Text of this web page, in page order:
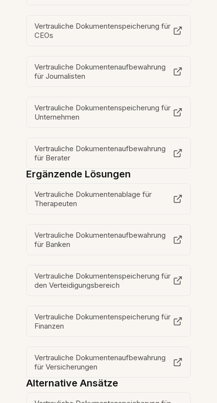
Vertrauliche Dokumentenspeicherung für
CEOs
Vertrauliche Dokumentenaufbewahrung
für Journalisten
Vertrauliche Dokumentenspeicherung für
Unternehmen
Vertrauliche Dokumentenaufbewahrung
für Berater
Ergänzende Lösungen
Vertrauliche Dokumentenablage für
Therapeuten
Vertrauliche Dokumentenaufbewahrung
für Banken
Vertrauliche Dokumentenspeicherung für
den Verteidigungsbereich
Vertrauliche Dokumentenspeicherung für
Finanzen
Vertrauliche Dokumentenaufbewahrung
für Versicherungen
Alternative Ansätze